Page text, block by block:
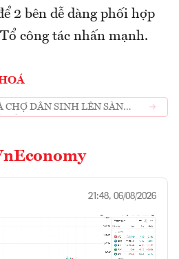
2 bên dễ dàng phối hợp
công tác nhấn mạnh.
DÂN SINH LÊN SÀN
21:48, 06/08/2026